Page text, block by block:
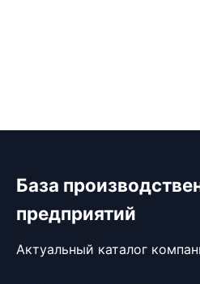
База
предприятий
Актуальный каталог